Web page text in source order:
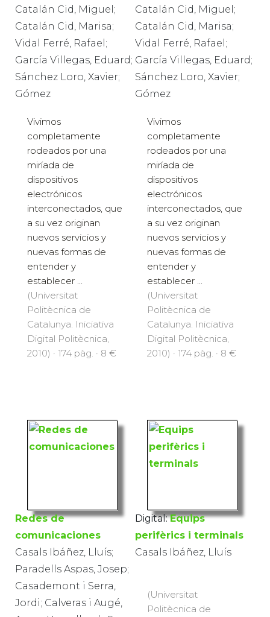
Catalán Cid, Miguel;
Catalán Cid, Marisa;
Vidal Ferré, Rafael;
García Villegas, Eduard;
Sánchez Loro, Xavier;
Gómez
Vivimos
completamente
rodeados por una
miríada de
dispositivos
electrónicos
interconectados, que
a su vez originan
nuevos servicios y
nuevas formas de
entender y
establecer ...
(Universitat
Politècnica de
Catalunya. Iniciativa
Digital Politècnica,
2010) · 174 pàg. · 8 €
Catalán Cid, Miguel;
Catalán Cid, Marisa;
Vidal Ferré, Rafael;
García Villegas, Eduard;
Sánchez Loro, Xavier;
Gómez
Vivimos
completamente
rodeados por una
miríada de
dispositivos
electrónicos
interconectados, que
a su vez originan
nuevos servicios y
nuevas formas de
entender y
establecer ...
(Universitat
Politècnica de
Catalunya. Iniciativa
Digital Politècnica,
2010) · 174 pàg. · 8 €
Redes de
comunicaciones
Casals Ibáñez, Lluís;
Paradells Aspas, Josep;
Casademont i Serra,
Jordi; Calveras i Augé,
Digital: Equips
perifèrics i terminals
Casals Ibáñez, Lluís
(Universitat
Politècnica de